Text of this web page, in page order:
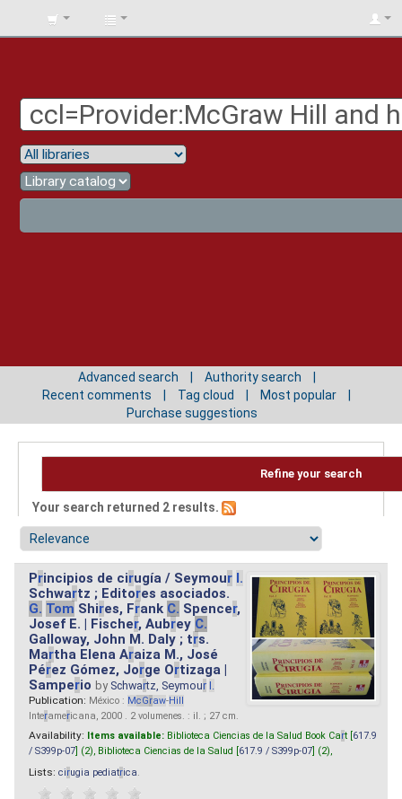
BIBLIOTECA
Advanced search
Authority search
Recent comments
Tag cloud
Most popular
Purchase suggestions
Refine your search
Your search returned 2 results.
Principios de cirugía / Seymour I.
Schwartz ; Editores asociados.
G. Tom Shires, Frank C. Spencer,
Josef E. | Fischer, Aubrey C.
Galloway, John M. Daly ; trs.
Martha Elena Araiza M., José
Pérez Gómez, Jorge Ortizaga |
Samperio by Schwartz, Seymour I.
Publication: México : McGraw-Hill
Interamericana, 2000 . 2 volumenes. : il. ; 27 cm.
Availability: Items available: Biblioteca Ciencias de la Salud Book Cart [ 617.9
/ S399p-07 ] (2), Biblioteca Ciencias de la Salud [ 617.9 / S399p-07 ] (2),
Lists: cirugia pediatrica